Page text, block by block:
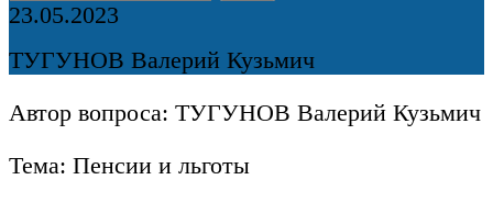
23.05.2023
ТУГУНОВ Валерий Кузьмич
Автор вопроса: ТУГУНОВ Валерий Кузьмич
Тема: Пенсии и льготы